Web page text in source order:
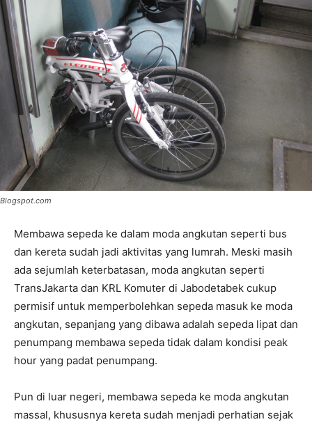
Blogspot.com
Membawa sepeda ke dalam moda angkutan seperti bus
dan kereta sudah jadi aktivitas yang lumrah. Meski masih
ada sejumlah keterbatasan, moda angkutan seperti
TransJakarta dan KRL Komuter di Jabodetabek cukup
permisif untuk memperbolehkan sepeda masuk ke moda
angkutan, sepanjang yang dibawa adalah sepeda lipat dan
penumpang membawa sepeda tidak dalam kondisi peak
hour yang padat penumpang.
Pun di luar negeri, membawa sepeda ke moda angkutan
massal, khususnya kereta sudah menjadi perhatian sejak